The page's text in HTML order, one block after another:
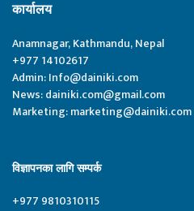
कार्यालय
Anamnagar, Kathmandu, Nepal
+977 14102617
Admin:Info@dainiki.com
News:dainiki.com@gmail.com
Marketing:marketing@dainiki.com
विज्ञापनका लागि सम्पर्क
+977 9810310115